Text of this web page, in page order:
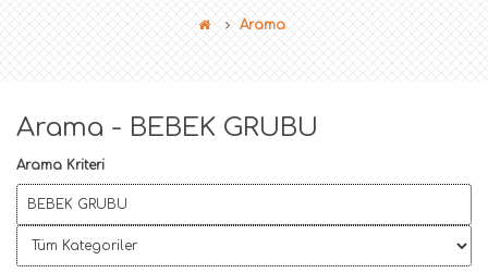
Arama
Arama - BEBEK GRUBU
Arama Kriteri